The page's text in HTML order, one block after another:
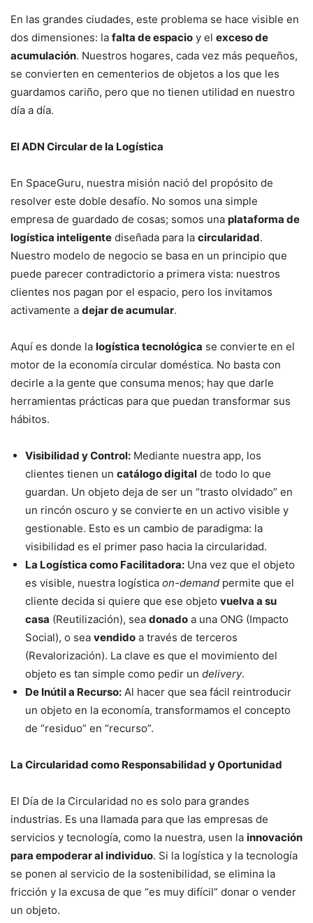
En las grandes ciudades, este problema se hace visible en
dos dimensiones: la falta de espacio y el exceso de
acumulación. Nuestros hogares, cada vez más pequeños,
se convierten en cementerios de objetos a los que les
guardamos cariño, pero que no tienen utilidad en nuestro
día a día.
El ADN Circular de la Logística
En SpaceGuru, nuestra misión nació del propósito de
resolver este doble desafío. No somos una simple
empresa de guardado de cosas; somos una plataforma de
logística inteligente diseñada para la circularidad.
Nuestro modelo de negocio se basa en un principio que
puede parecer contradictorio a primera vista: nuestros
clientes nos pagan por el espacio, pero los invitamos
activamente a dejar de acumular.
Aquí es donde la logística tecnológica se convierte en el
motor de la economía circular doméstica. No basta con
decirle a la gente que consuma menos; hay que darle
herramientas prácticas para que puedan transformar sus
hábitos.
Visibilidad y Control: Mediante nuestra app, los
clientes tienen un catálogo digital de todo lo que
guardan. Un objeto deja de ser un “trasto olvidado” en
un rincón oscuro y se convierte en un activo visible y
gestionable. Esto es un cambio de paradigma: la
visibilidad es el primer paso hacia la circularidad.
La Logística como Facilitadora: Una vez que el objeto
es visible, nuestra logística on-demand permite que el
cliente decida si quiere que ese objeto vuelva a su
casa (Reutilización), sea donado a una ONG (Impacto
Social), o sea vendido a través de terceros
(Revalorización). La clave es que el movimiento del
objeto es tan simple como pedir un delivery.
De Inútil a Recurso: Al hacer que sea fácil reintroducir
un objeto en la economía, transformamos el concepto
de “residuo” en “recurso”.
La Circularidad como Responsabilidad y Oportunidad
El Día de la Circularidad no es solo para grandes
industrias. Es una llamada para que las empresas de
servicios y tecnología, como la nuestra, usen la innovación
para empoderar al individuo. Si la logística y la tecnología
se ponen al servicio de la sostenibilidad, se elimina la
fricción y la excusa de que “es muy difícil” donar o vender
un objeto.